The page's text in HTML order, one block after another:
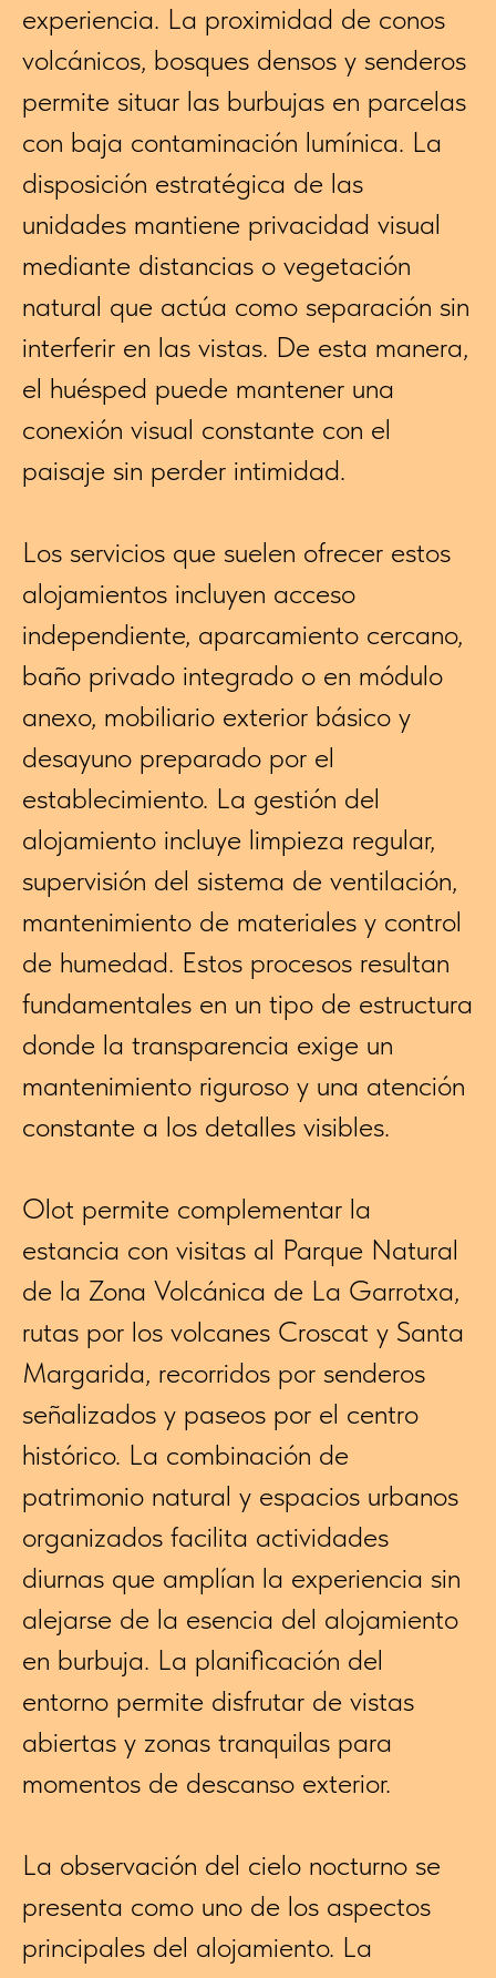
experiencia. La proximidad de conos
volcánicos, bosques densos y senderos
permite situar las burbujas en parcelas
con baja contaminación lumínica. La
disposición estratégica de las
unidades mantiene privacidad visual
mediante distancias o vegetación
natural que actúa como separación sin
interferir en las vistas. De esta manera,
el huésped puede mantener una
conexión visual constante con el
paisaje sin perder intimidad.
Los servicios que suelen ofrecer estos
alojamientos incluyen acceso
independiente, aparcamiento cercano,
baño privado integrado o en módulo
anexo, mobiliario exterior básico y
desayuno preparado por el
establecimiento. La gestión del
alojamiento incluye limpieza regular,
supervisión del sistema de ventilación,
mantenimiento de materiales y control
de humedad. Estos procesos resultan
fundamentales en un tipo de estructura
donde la transparencia exige un
mantenimiento riguroso y una atención
constante a los detalles visibles.
Olot permite complementar la
estancia con visitas al Parque Natural
de la Zona Volcánica de La Garrotxa,
rutas por los volcanes Croscat y Santa
Margarida, recorridos por senderos
señalizados y paseos por el centro
histórico. La combinación de
patrimonio natural y espacios urbanos
organizados facilita actividades
diurnas que amplían la experiencia sin
alejarse de la esencia del alojamiento
en burbuja. La planificación del
entorno permite disfrutar de vistas
abiertas y zonas tranquilas para
momentos de descanso exterior.
La observación del cielo nocturno se
presenta como uno de los aspectos
principales del alojamiento. La